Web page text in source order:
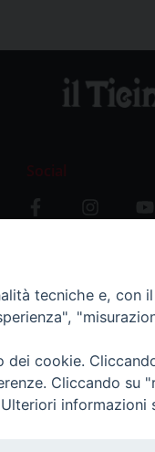
Social
tecniche e, con
cookie.
Cliccando su
informazioni